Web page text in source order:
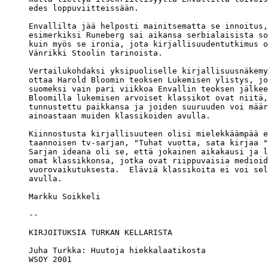
edes loppuviitteissään.
Envallilta jää helposti mainitsematta se
esimerkiksi Runeberg sai aikansa serbialaisista
kuin myös se ironia, jota kirjallisuudentutkimus
Vänrikki Stoolin tarinoista.
Vertailukohdaksi yksipuoliselle
ottaa Harold Bloomin teoksen Lukemisen ylistys,
suomeksi vain pari viikkoa Envallin teoksen
Bloomilla lukemisen arvoiset klassikot ovat
tunnustettu paikkansa ja joiden suuruuden voi
ainoastaan muiden klassikoiden avulla.
Kiinnostusta kirjallisuuteen olisi mielekkäämpää
taannoisen tv-sarjan, "Tuhat vuotta, sata kirjaa
Sarjan ideana oli se, että jokainen aikakausi ja
omat klassikkonsa, jotka ovat riippuvaisia
vuorovaikutuksesta.  Eläviä klassikoita ei voi
avulla.
Markku Soikkeli
Juha Turkka: Huutoja hiekkalaatikosta
WSOY 2001